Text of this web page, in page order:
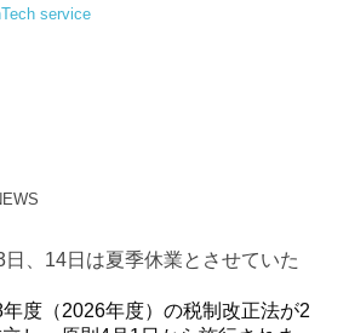
日、14日は夏季休業とさせていた
度（2026年度）の税制改正法が2